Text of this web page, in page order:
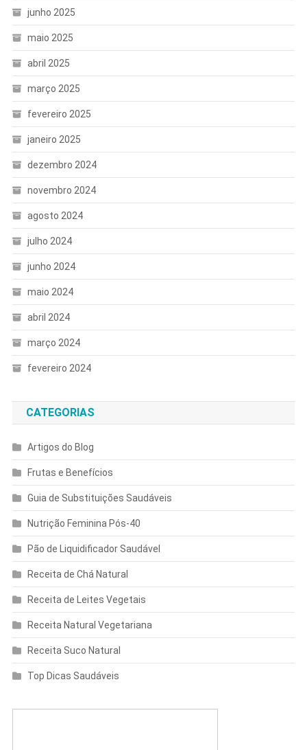
junho 2025
maio 2025
abril 2025
março 2025
fevereiro 2025
janeiro 2025
dezembro 2024
novembro 2024
agosto 2024
julho 2024
junho 2024
maio 2024
abril 2024
março 2024
fevereiro 2024
CATEGORIAS
Artigos do Blog
Frutas e Benefícios
Guia de Substituições Saudáveis
Nutrição Feminina Pós-40
Pão de Liquidificador Saudável
Receita de Chá Natural
Receita de Leites Vegetais
Receita Natural Vegetariana
Receita Suco Natural
Top Dicas Saudáveis